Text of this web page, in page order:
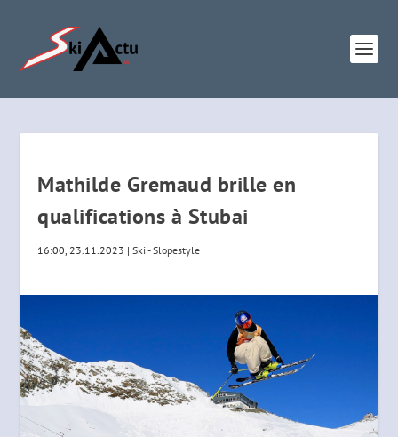
Mathilde Gremaud brille en
qualifications à Stubai
16:00, 23.11.2023 |Ski - Slopestyle